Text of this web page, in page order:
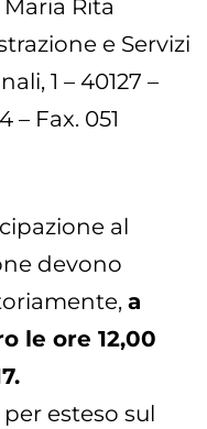
Rita
e Servizi
1 – 40127 –
– Fax. 051
al
devono
a
le ore 12,00
esteso sul